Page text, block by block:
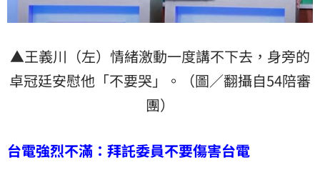
▲王義川（左）情緒激動一度講不下去，身旁的
卓冠廷安慰他「不要哭」。（圖／翻攝自54陪審
團）
台電強烈不滿：拜託委員不要傷害台電